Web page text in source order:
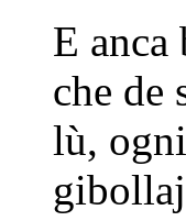
E anca
che de
lù,